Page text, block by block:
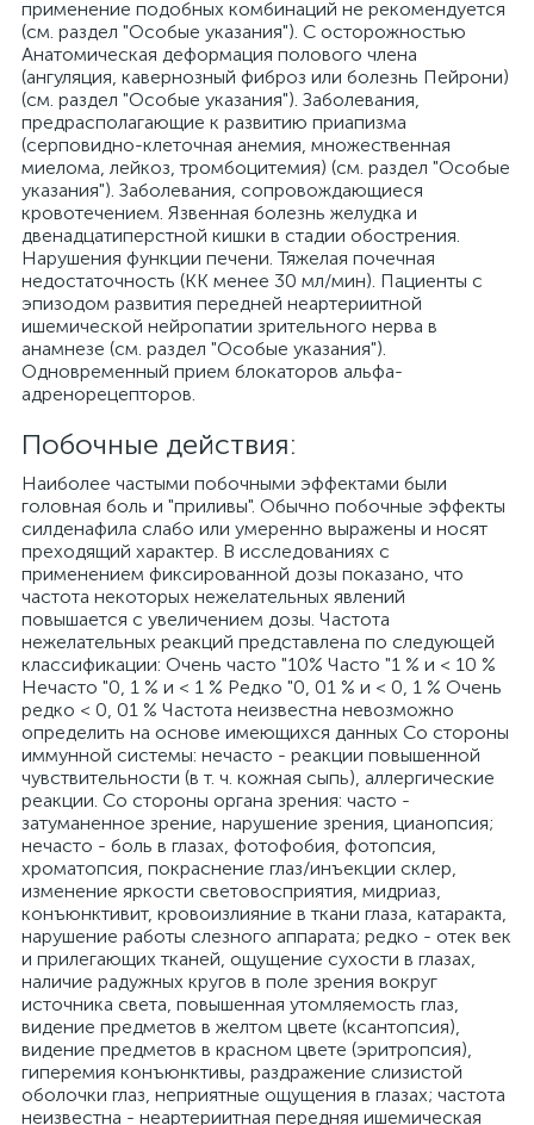
применение подобных комбинаций не рекомендуется
(см. раздел "Особые указания"). С осторожностью
Анатомическая деформация полового члена
(ангуляция, кавернозный фиброз или болезнь Пейрони)
(см. раздел "Особые указания"). Заболевания,
предрасполагающие к развитию приапизма
(серповидно-клеточная анемия, множественная
миелома, лейкоз, тромбоцитемия) (см. раздел "Особые
указания"). Заболевания, сопровождающиеся
кровотечением. Язвенная болезнь желудка и
двенадцатиперстной кишки в стадии обострения.
Нарушения функции печени. Тяжелая почечная
недостаточность (КК менее 30 мл/мин). Пациенты с
эпизодом развития передней неартериитной
ишемической нейропатии зрительного нерва в
анамнезе (см. раздел "Особые указания").
Одновременный прием блокаторов альфа-
адренорецепторов.
Побочные действия:
Наиболее частыми побочными эффектами были
головная боль и "приливы". Обычно побочные эффекты
силденафила слабо или умеренно выражены и носят
преходящий характер. В исследованиях с
применением фиксированной дозы показано, что
частота некоторых нежелательных явлений
повышается с увеличением дозы. Частота
нежелательных реакций представлена по следующей
классификации: Очень часто "10% Часто "1 % и < 10 %
Нечасто "0, 1 % и < 1 % Редко "0, 01 % и < 0, 1 % Очень
редко < 0, 01 % Частота неизвестна невозможно
определить на основе имеющихся данных Со стороны
иммунной системы: нечасто - реакции повышенной
чувствительности (в т. ч. кожная сыпь), аллергические
реакции. Со стороны органа зрения: часто -
затуманенное зрение, нарушение зрения, цианопсия;
нечасто - боль в глазах, фотофобия, фотопсия,
хроматопсия, покраснение глаз/инъекции склер,
изменение яркости световосприятия, мидриаз,
конъюнктивит, кровоизлияние в ткани глаза, катаракта,
нарушение работы слезного аппарата; редко - отек век
и прилегающих тканей, ощущение сухости в глазах,
наличие радужных кругов в поле зрения вокруг
источника света, повышенная утомляемость глаз,
видение предметов в желтом цвете (ксантопсия),
видение предметов в красном цвете (эритропсия),
гиперемия конъюнктивы, раздражение слизистой
оболочки глаз, неприятные ощущения в глазах; частота
неизвестна - неартериитная передняя ишемическая